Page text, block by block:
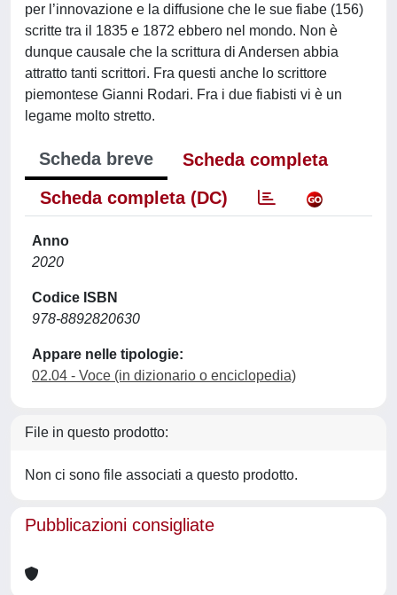
per l’innovazione e la diffusione che le sue fiabe (156)
scritte tra il 1835 e 1872 ebbero nel mondo. Non è
dunque causale che la scrittura di Andersen abbia
attratto tanti scrittori. Fra questi anche lo scrittore
piemontese Gianni Rodari. Fra i due fiabisti vi è un
legame molto stretto.
Scheda breve
Scheda completa
Scheda completa (DC)
Anno
2020
Codice ISBN
978-8892820630
Appare nelle tipologie:
02.04 - Voce (in dizionario o enciclopedia)
File in questo prodotto:
Non ci sono file associati a questo prodotto.
Pubblicazioni consigliate